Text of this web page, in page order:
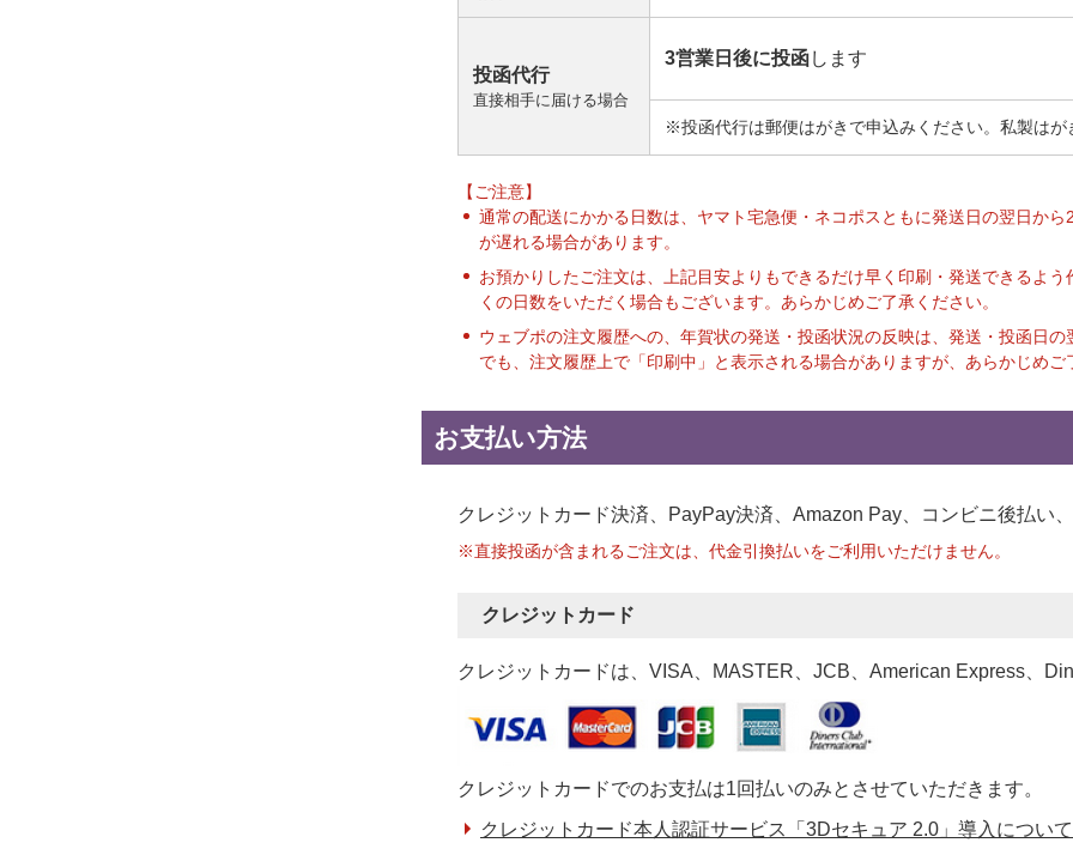
投函代行
直接相手に届ける場合
3営業日後に投函します
※投函代行は郵便はがきで申込みください。私製は
【ご注意】
通常の配送にかかる日数は、ヤマト宅急便・ネコポスともに発送日の翌日か
が遅れる場合があります。
お預かりしたご注文は、上記目安よりもできるだけ早く印刷・発送できるよ
くの日数をいただく場合もございます。あらかじめご了承ください。
ウェブポの注文履歴への、年賀状の発送・投函状況の反映は、発送・投函日
でも、注文履歴上で「印刷中」と表示される場合がありますが、あらかじめご
お支払い方法
クレジットカード決済、PayPay決済 、Amazon Pay、コンビニ後払い
※直接投函が含まれるご注文は、代金引換払いをご利用いただけません。
クレジットカード
クレジットカードは、VISA、MASTER、JCB、American Express、
クレジットカードでのお支払は1回払いのみとさせていただきます。
クレジットカード本人認証サービス「3Dセキュア 2.0」導入について